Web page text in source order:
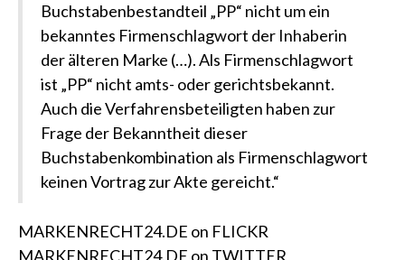
Buchstabenbestandteil „PP“ nicht um ein
bekanntes Firmenschlagwort der Inhaberin
der älteren Marke (…). Als Firmenschlagwort
ist „PP“ nicht amts- oder gerichtsbekannt.
Auch die Verfahrensbeteiligten haben zur
Frage der Bekanntheit dieser
Buchstabenkombination als Firmenschlagwort
keinen Vortrag zur Akte gereicht.“
MARKENRECHT24.DE on FLICKR
MARKENRECHT24.DE on TWITTER